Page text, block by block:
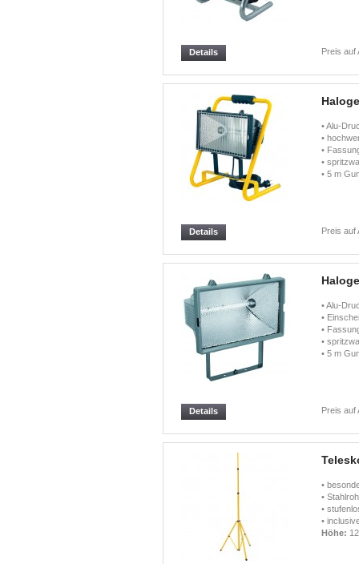
Preis auf
Details
• Alu-
•
•
•
• 5 m
Preis auf
Details
• Alu-
•
•
•
• 5 m
Preis auf
Details
•
•
•
•
Höhe: